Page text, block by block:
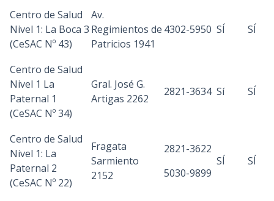
Centro de Salud
Nivel 1: La Boca 3
(CeSAC Nº 43)
Av.
Regimientos de
Patricios 1941
4302-5950 SÍ SÍ
Centro de Salud
Nivel 1 La
Paternal 1
(CeSAC Nº 34)
Gral. José G.
Artigas 2262
2821-3634 Sí SÍ
Centro de Salud
Nivel 1: La
Paternal 2
(CeSAC Nº 22)
Fragata
Sarmiento
2152
2821-3622
5030-9899
SÍ SÍ